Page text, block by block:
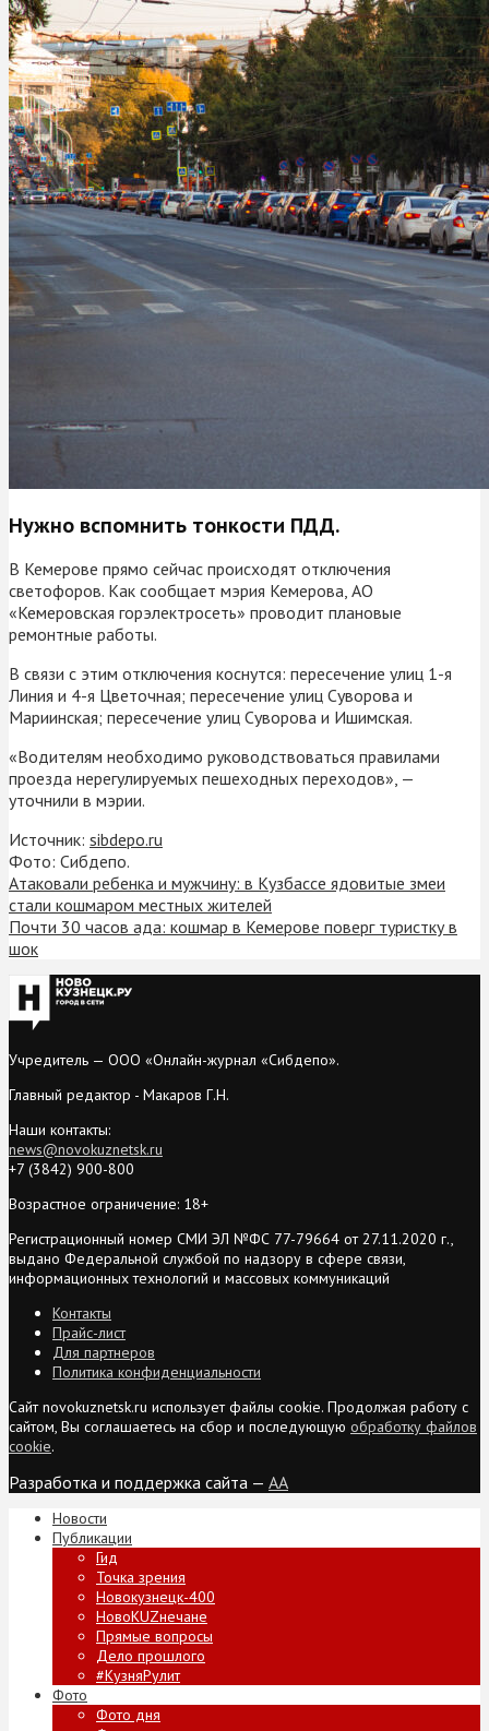
Нужно вспомнить тонкости ПДД.
В Кемерове прямо сейчас происходят отключения
светофоров. Как сообщает мэрия Кемерова, АО
«Кемеровская горэлектросеть» проводит плановые
ремонтные работы.
В связи с этим отключения коснутся: пересечение улиц 1-я
Линия и 4-я Цветочная; пересечение улиц Суворова и
Мариинская; пересечение улиц Суворова и Ишимская.
«Водителям необходимо руководствоваться правилами
проезда нерегулируемых пешеходных переходов», —
уточнили в мэрии.
Источник: sibdepo.ru
Фото: Сибдепо.
Атаковали ребенка и мужчину: в Кузбассе ядовитые змеи
стали кошмаром местных жителей
Почти 30 часов ада: кошмар в Кемерове поверг туристку в
шок
Учредитель — ООО «Онлайн-журнал «Сибдепо».
Главный редактор - Макаров Г.Н.
Наши контакты:
news@novokuznetsk.ru
+7 (3842) 900-800
Возрастное ограничение: 18+
Регистрационный номер СМИ ЭЛ №ФС 77-79664 от 27.11.2020 г.,
выдано Федеральной службой по надзору в сфере связи,
информационных технологий и массовых коммуникаций
Контакты
Прайс-лист
Для партнеров
Политика конфиденциальности
Сайт novokuznetsk.ru использует файлы cookie. Продолжая работу с
сайтом, Вы соглашаетесь на сбор и последующую обработку файлов
cookie.
Разработка и поддержка сайта — AA
Новости
Публикации
Гид
Точка зрения
Новокузнецк-400
НовоKUZнечане
Прямые вопросы
Дело прошлого
#КузняРулит
Фото
Фото дня